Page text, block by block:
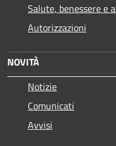
Salute, benessere e
Autorizzazioni
NOVITÀ
Notizie
Comunicati
Avvisi